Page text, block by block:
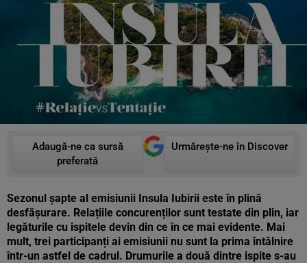
Adaugă-ne ca sursă
preferată
Urmărește-ne în Discover
Sezonul șapte al emisiunii Insula Iubirii este în plină
desfășurare. Relațiile concurenților sunt testate din plin, iar
legăturile cu ispitele devin din ce în ce mai evidente. Mai
mult, trei participanți ai emisiunii nu sunt la prima întâlnire
într-un astfel de cadrul. Drumurile a două dintre ispite s-au